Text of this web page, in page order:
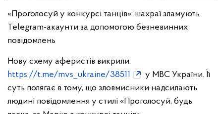
«Проголосуй у конкурсі танців»: шахраї зламують
Telegram-акаунти за допомогою безневинних
повідомлень
Нову схему аферистів викрили:
https://t.me/mvs_ukraine/38511
у МВС України. Її
суть полягає в тому, що зловмисники надсилають
людині повідомлення у стилі «Проголосуй, будь